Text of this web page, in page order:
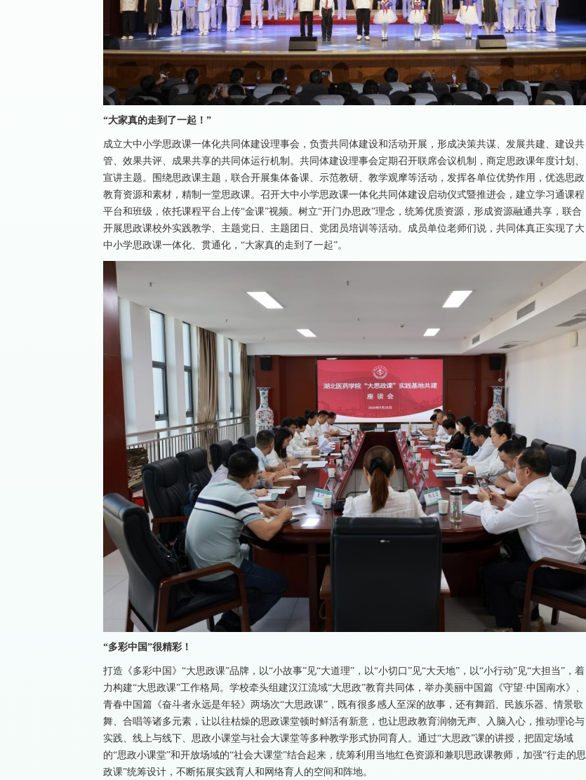
“大家真的走到了一起！”
成立大中小学思政课一体化共同体建设理事会，负责共同体建设和活动开展，形成决策共谋、发展共建、建设共
管、效果共评、成果共享的共同体运行机制。共同体建设理事会定期召开联席会议机制，商定思政课年度计划、
宣讲主题。围绕思政课主题，联合开展集体备课、示范教研、教学观摩等活动，发挥各单位优势作用，优选思政
教育资源和素材，精制一堂思政课。召开大中小学思政课一体化共同体建设启动仪式暨推进会，建立学习通课程
平台和班级，依托课程平台上传“金课”视频。树立“开门办思政”理念，统筹优质资源，形成资源融通共享，联合
开展思政课校外实践教学、主题党日、主题团日、党团员培训等活动。成员单位老师们说，共同体真正实现了大
中小学思政课一体化、贯通化，“大家真的走到了一起”。
“多彩中国”很精彩！
打造《多彩中国》“大思政课”品牌，以“小故事”见“大道理”，以“小切口”见“大天地”，以“小行动”见“大担当”，着
力构建“大思政课”工作格局。学校牵头组建汉江流域“大思政”教育共同体，举办美丽中国篇《守望·中国南水》、
青春中国篇《奋斗者永远是年轻》两场次“大思政课”，既有很多感人至深的故事，还有舞蹈、民族乐器、情景歌
舞、合唱等诸多元素，让以往枯燥的思政课堂顿时鲜活有新意，也让思政教育润物无声、入脑入心，推动理论与
实践、线上与线下、思政小课堂与社会大课堂等多种教学形式协同育人。通过“大思政”课的讲授，把固定场域
的“思政小课堂”和开放场域的“社会大课堂”结合起来，统筹利用当地红色资源和兼职思政课教师，加强“行走的思
政课”统筹设计，不断拓展实践育人和网络育人的空间和阵地。